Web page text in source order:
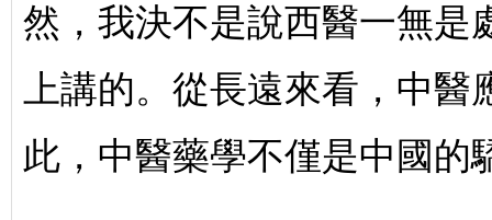
然，我決不是說西醫一無是
上講的。從長遠來看，中
此，中醫藥學不僅是中國的